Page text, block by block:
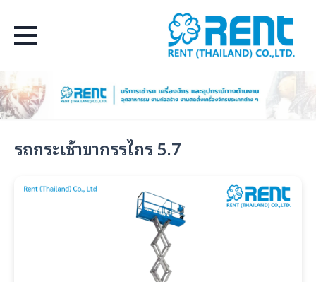
Select Language
▼
รถกระเช้าขากรรไกร 5.7